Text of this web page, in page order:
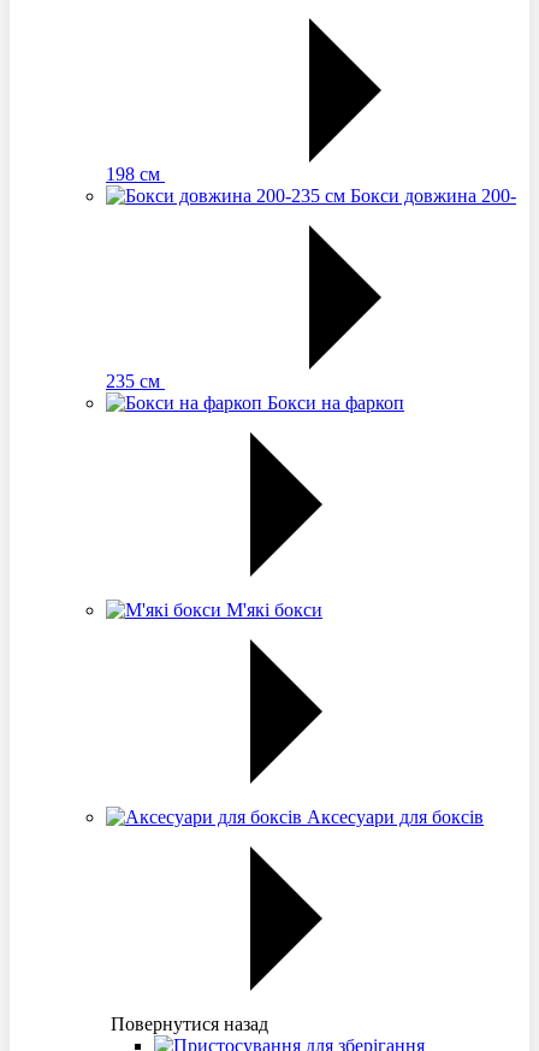
198 см
Бокси довжина 200-
235 см
Бокси на фаркоп
М'які бокси
Аксесуари для боксів
Повернутися назад